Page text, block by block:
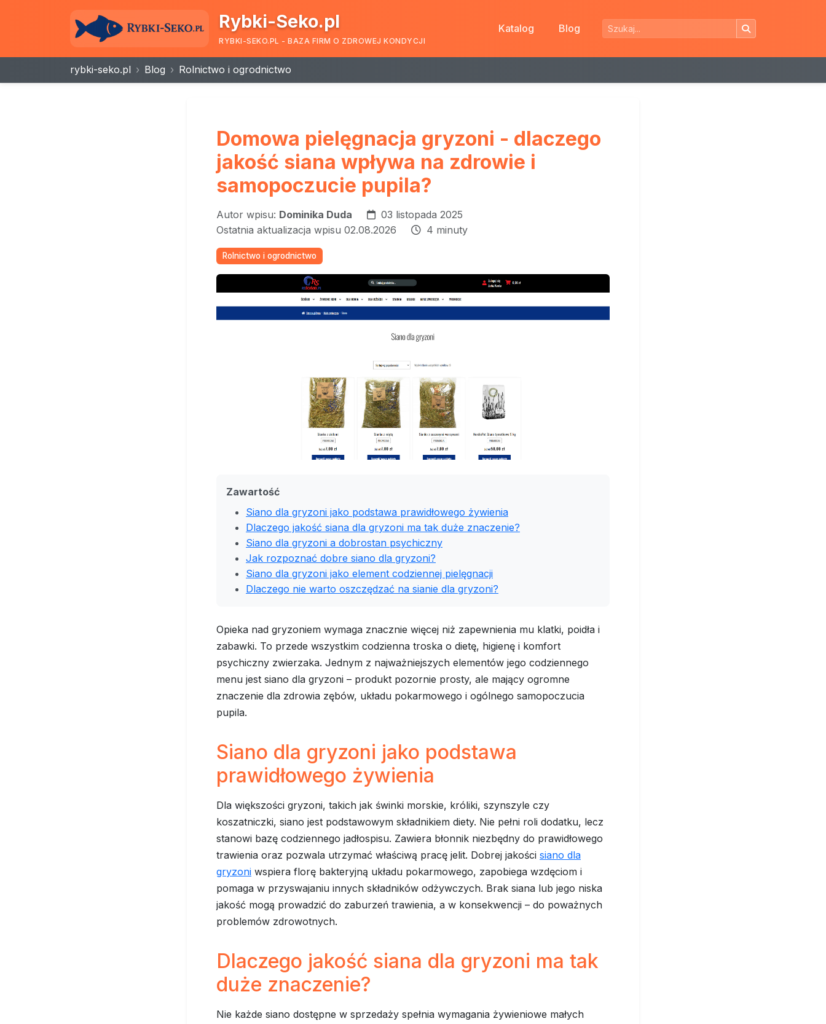
Rybki-Seko.pl
RYBKI-SEKO.PL - BAZA FIRM O ZDROWEJ KONDYCJI
Katalog Blog
rybki-seko.pl Blog Rolnictwo i ogrodnictwo
Domowa pielęgnacja gryzoni - dlaczego
jakość siana wpływa na zdrowie i
samopoczucie pupila?
Autor wpisu: Dominika Duda
03 listopada 2025
Ostatnia aktualizacja wpisu 02.08.2026
4 minuty
Rolnictwo i ogrodnictwo
Zawartość
Siano dla gryzoni jako podstawa prawidłowego żywienia
Dlaczego jakość siana dla gryzoni ma tak duże znaczenie?
Siano dla gryzoni a dobrostan psychiczny
Jak rozpoznać dobre siano dla gryzoni?
Siano dla gryzoni jako element codziennej pielęgnacji
Dlaczego nie warto oszczędzać na sianie dla gryzoni?
Opieka nad gryzoniem wymaga znacznie więcej niż zapewnienia mu klatki, poidła i
zabawki. To przede wszystkim codzienna troska o dietę, higienę i komfort
psychiczny zwierzaka. Jednym z najważniejszych elementów jego codziennego
menu jest siano dla gryzoni – produkt pozornie prosty, ale mający ogromne
znaczenie dla zdrowia zębów, układu pokarmowego i ogólnego samopoczucia
pupila.
Siano dla gryzoni jako podstawa
prawidłowego żywienia
Dla większości gryzoni, takich jak świnki morskie, króliki, szynszyle czy
koszatniczki, siano jest podstawowym składnikiem diety. Nie pełni roli dodatku, lecz
stanowi bazę codziennego jadłospisu. Zawiera błonnik niezbędny do prawidłowego
trawienia oraz pozwala utrzymać właściwą pracę jelit. Dobrej jakości siano dla
gryzoni wspiera florę bakteryjną układu pokarmowego, zapobiega wzdęciom i
pomaga w przyswajaniu innych składników odżywczych. Brak siana lub jego niska
jakość mogą prowadzić do zaburzeń trawienia, a w konsekwencji – do poważnych
problemów zdrowotnych.
Dlaczego jakość siana dla gryzoni ma tak
duże znaczenie?
Nie każde siano dostępne w sprzedaży spełnia wymagania żywieniowe małych